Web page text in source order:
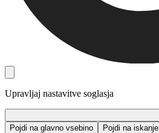
Upravljaj nastavitve soglasja
Pojdi na glavno vsebino
Pojdi na iskanje